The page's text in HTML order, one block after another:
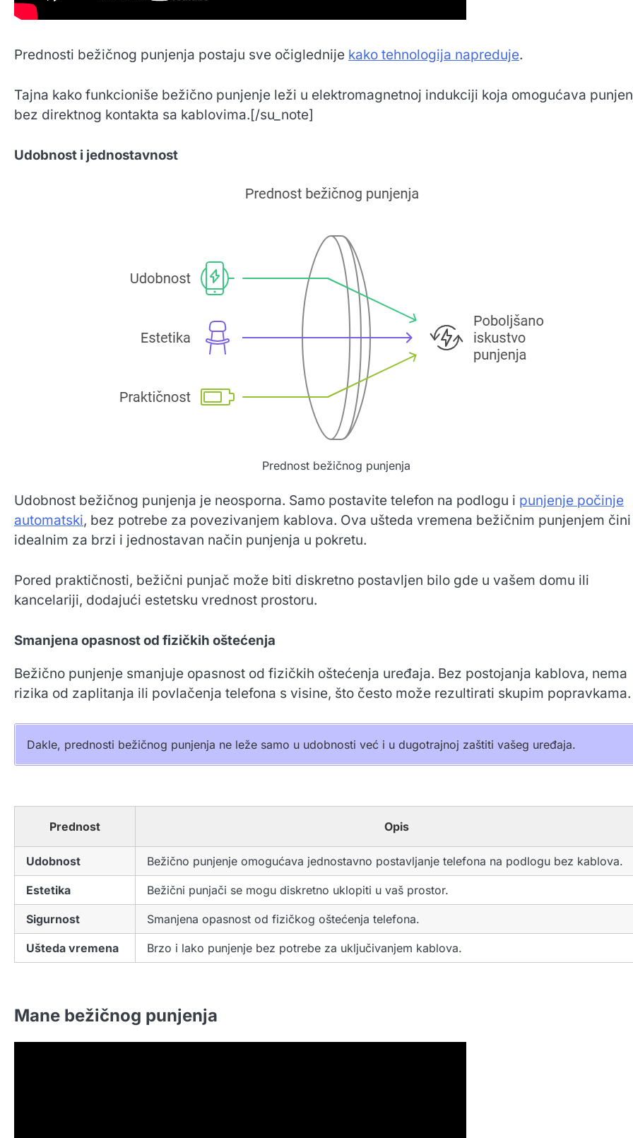
Prednosti bežičnog punjenja postaju sve očiglednije kako tehnologija napreduje.
Tajna kako funkcioniše bežično punjenje leži u elektromagnetnoj indukciji koja omogućava
bez direktnog kontakta sa kablovima.[/su_note]
Udobnost i jednostavnost
Prednost bežičnog punjenja
Udobnost bežičnog punjenja je neosporna. Samo postavite telefon na podlogu i punjenje počinje
automatski, bez potrebe za povezivanjem kablova. Ova ušteda vremena bežičnim punjenjem
idealnim za brzi i jednostavan način punjenja u pokretu.
Pored praktičnosti, bežični punjač može biti diskretno postavljen bilo gde u vašem domu ili
kancelariji, dodajući estetsku vrednost prostoru.
Smanjena opasnost od fizičkih oštećenja
Bežično punjenje smanjuje opasnost od fizičkih oštećenja uređaja. Bez postojanja kablova, nema
rizika od zaplitanja ili povlačenja telefona s visine, što često može rezultirati skupim popravkama.
Dakle, prednosti bežičnog punjenja ne leže samo u udobnosti već i u dugotrajnoj zaštiti vašeg uređaja.
Prednost Opis
Udobnost Bežično punjenje omogućava jednostavno postavljanje telefona na podlogu bez kablova.
Estetika Bežični punjači se mogu diskretno uklopiti u vaš prostor.
Sigurnost Smanjena opasnost od fizičkog oštećenja telefona.
Ušteda vremena Brzo i lako punjenje bez potrebe za uključivanjem kablova.
Mane bežičnog punjenja